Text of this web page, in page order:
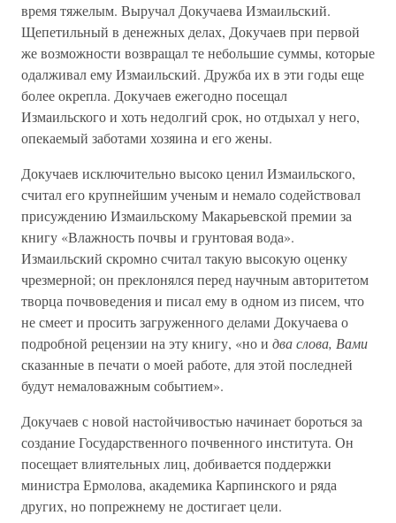
время тяжелым. Выручал Докучаева Измаильский.
Щепетильный в денежных делах, Докучаев при первой
же возможности возвращал те небольшие суммы, которые
одалживал ему Измаильский. Дружба их в эти годы еще
более окрепла. Докучаев ежегодно посещал
Измаильского и хоть недолгий срок, но отдыхал у него,
опекаемый заботами хозяина и его жены.
Докучаев исключительно высоко ценил Измаильского,
считал его крупнейшим ученым и немало содействовал
присуждению Измаильскому Макарьевской премии за
книгу «Влажность почвы и грунтовая вода».
Измаильский скромно считал такую высокую оценку
чрезмерной; он преклонялся перед научным авторитетом
творца почвоведения и писал ему в одном из писем, что
не смеет и просить загруженного делами Докучаева о
подробной рецензии на эту книгу, «но и два слова, Вами
сказанные в печати о моей работе, для этой последней
будут немаловажным событием».
Докучаев с новой настойчивостью начинает бороться за
создание Государственного почвенного института. Он
посещает влиятельных лиц, добивается поддержки
министра Ермолова, академика Карпинского и ряда
других, но попрежнему не достигает цели.